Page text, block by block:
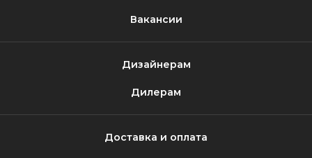
Вакансии
Дизайнерам
Дилерам
Доставка и оплата